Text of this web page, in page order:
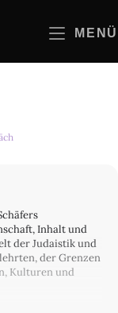
MENÜ
Inhalt und
der Judaistik und
der Grenzen
Kulturen und